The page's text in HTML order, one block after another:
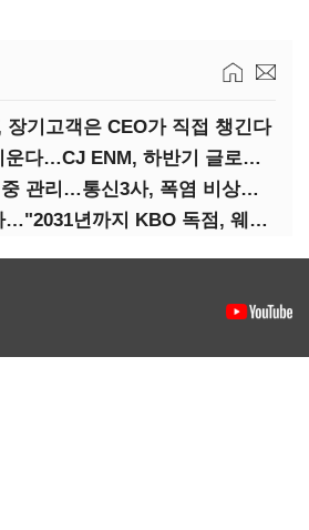
장기고객은 CEO가 직접 챙긴다
티빙·콘텐츠 IP 키운다…CJ ENM, 하반기 글로벌 확장 가속
작업자·통신망 이중 관리…통신3사, 폭염 비상대응 돌입
티빙 첫 분기 흑자…"2031년까지 KBO 독점, 웨이브 합병도 속도"